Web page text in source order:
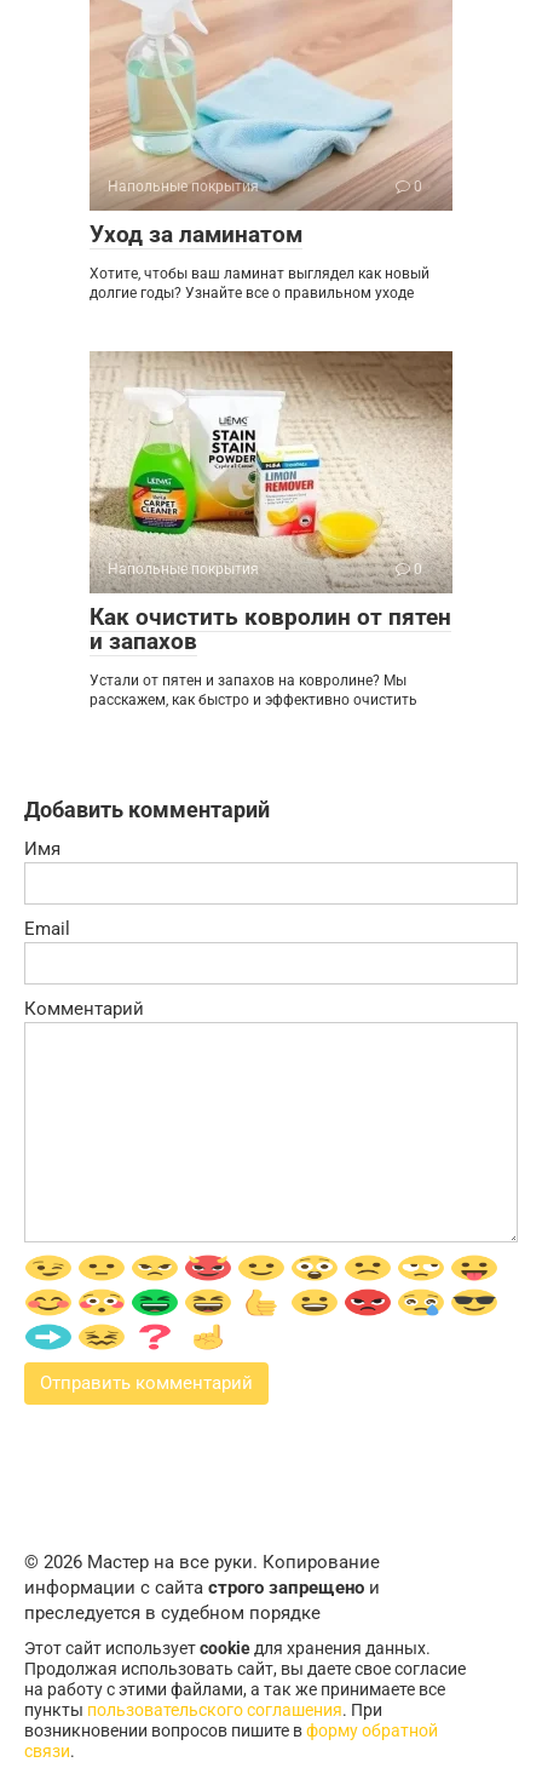
Напольные покрытия 0
Уход за ламинатом
Хотите, чтобы ваш ламинат выглядел как новый
долгие годы? Узнайте все о правильном уходе
Напольные покрытия 0
Как очистить ковролин от пятен
и запахов
Устали от пятен и запахов на ковролине? Мы
расскажем, как быстро и эффективно очистить
Добавить комментарий
Имя
Email
Комментарий
© 2026 Мастер на все руки. Копирование
информации с сайта строго запрещено и
преследуется в судебном порядке
Этот сайт используетcookieдля хранения данных.
Продолжая использовать сайт, вы даете свое согласие
на работу с этими файлами, а так же принимаете все
пункты пользовательского соглашения. При
возникновении вопросов пишите вформу обратной
связи.